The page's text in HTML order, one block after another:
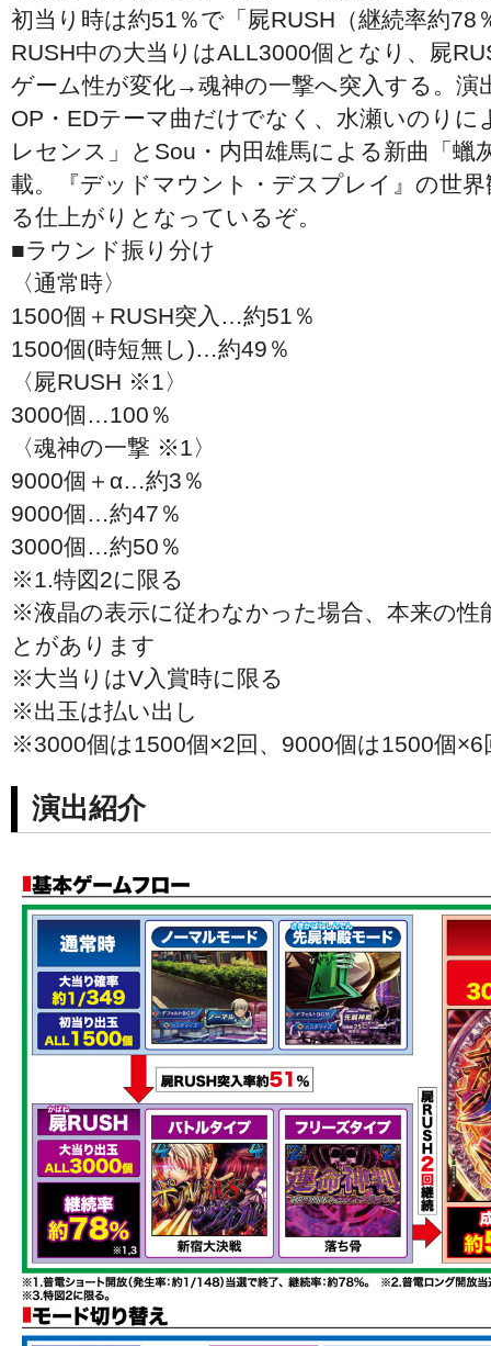
初当り時は約51％で「屍RUSH（継続率約78
RUSH中の大当りはALL3000個となり、屍
ゲーム性が変化→魂神の一撃へ突入する。演
OP・EDテーマ曲だけでなく、水瀬いのりに
レセンス」とSou・内田雄馬による新曲「蠟
載。『デッドマウント・デスプレイ』の世
る仕上がりとなっているぞ。
■ラウンド振り分け
〈通常時〉
1500個＋RUSH突入…約51％
1500個(時短無し)…約49％
〈屍RUSH ※1〉
3000個…100％
〈魂神の一撃 ※1〉
9000個＋α…約3％
9000個…約47％
3000個…約50％
※1.特図2に限る
※液晶の表示に従わなかった場合、本来の性
とがあります
※大当りはV入賞時に限る
※出玉は払い出し
※3000個は1500個×2回、9000個は1500個×6
演出紹介